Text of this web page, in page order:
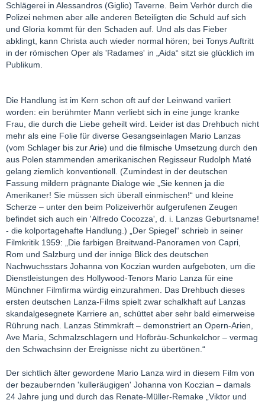
Schlägerei in Alessandros (Giglio) Taverne. Beim Verhör durch die
Polizei nehmen aber alle anderen Beteiligten die Schuld auf sich
und Gloria kommt für den Schaden auf. Und als das Fieber
abklingt, kann Christa auch wieder normal hören; bei Tonys Auftritt
in der römischen Oper als 'Radames' in „Aida“ sitzt sie glücklich im
Publikum.
Die Handlung ist im Kern schon oft auf der Leinwand variiert
worden: ein berühmter Mann verliebt sich in eine junge kranke
Frau, die durch die Liebe geheilt wird. Leider ist das Drehbuch nicht
mehr als eine Folie für diverse Gesangseinlagen Mario Lanzas
(vom Schlager bis zur Arie) und die filmische Umsetzung durch den
aus Polen stammenden amerikanischen Regisseur Rudolph Maté
gelang ziemlich konventionell. (Zumindest in der deutschen
Fassung mildern prägnante Dialoge wie „Sie kennen ja die
Amerikaner! Sie müssen sich überall einmischen!“ und kleine
Scherze – unter den beim Polizeiverhör aufgerufenen Zeugen
befindet sich auch ein 'Alfredo Cocozza', d. i. Lanzas Geburtsname!
- die kolportagehafte Handlung.) „Der Spiegel“ schrieb in seiner
Filmkritik 1959: „Die farbigen Breitwand-Panoramen von Capri,
Rom und Salzburg und der innige Blick des deutschen
Nachwuchsstars Johanna von Koczian wurden aufgeboten, um die
Dienstleistungen des Hollywood-Tenors Mario Lanza für eine
Münchner Filmfirma würdig einzurahmen. Das Drehbuch dieses
ersten deutschen Lanza-Films spielt zwar schalkhaft auf Lanzas
skandalgesegnete Karriere an, schüttet aber sehr bald eimerweise
Rührung nach. Lanzas Stimmkraft – demonstriert an Opern-Arien,
Ave Maria, Schmalzschlagern und Hofbräu-Schunkelchor – vermag
den Schwachsinn der Ereignisse nicht zu übertönen.“
Der sichtlich älter gewordene Mario Lanza wird in diesem Film von
der bezaubernden 'kulleräugigen' Johanna von Koczian – damals
24 Jahre jung und durch das Renate-Müller-Remake „Viktor und